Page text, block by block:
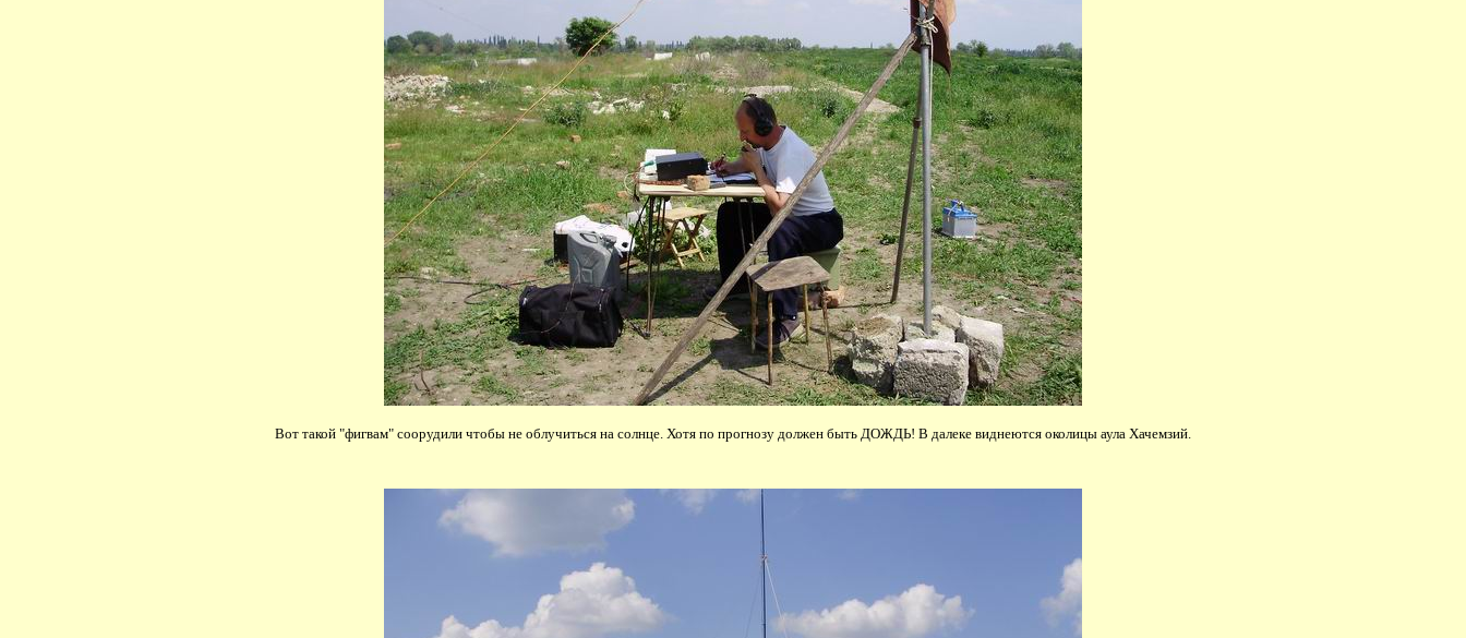
Вот такой "фигвам" соорудили чтобы не облучиться на солнце. Хотя по прогнозу должен быть ДОЖДЬ! В далеке виднеются околицы аула Хачемзий.